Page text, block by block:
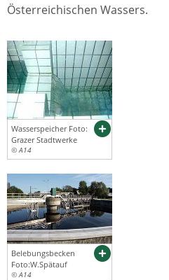
Österreichischen Wassers.
Wasserspeicher Foto:
Grazer Stadtwerke
© A14
Belebungsbecken
Foto:W.Spätauf
© A14